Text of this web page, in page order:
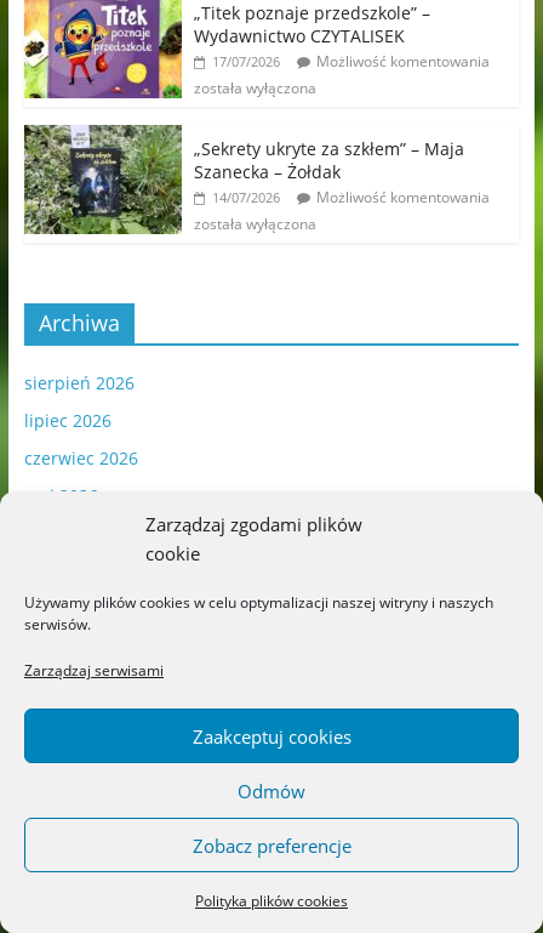
Zarządzaj zgodami plików
cookie
Używamy plików cookies w celu optymalizacji naszej witryny i naszych
serwisów.
Zarządzaj serwisami
Zaakceptuj cookies
Odmów
Zobacz preferencje
Polityka plików cookies
„Titek poznaje przedszkole” –
Wydawnictwo CZYTALISEK
17/07/2026
Możliwość komentowania
została wyłączona
„Sekrety ukryte za szkłem” – Maja
Szanecka – Żołdak
14/07/2026
Możliwość komentowania
została wyłączona
Archiwa
sierpień 2026
lipiec 2026
czerwiec 2026
maj 2026
luty 2026
grudzień 2025
listopad 2025
październik 2025
lipiec 2025